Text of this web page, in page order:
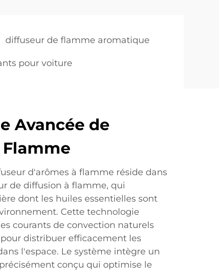
diffuseur de flamme aromatique
pour voiture
Avancée de
d'arômes à flamme réside dans
de diffusion à flamme, qui
dont les huiles essentielles sont
Cette technologie
courants de convection naturels
distribuer efficacement les
l'espace. Le système intègre un
conçu qui optimise le